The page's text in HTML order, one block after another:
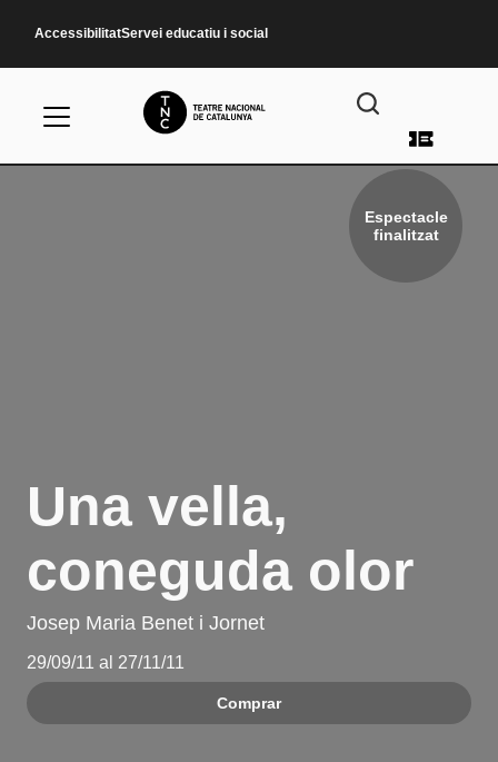
AccessibilitatServei educatiu i social
Menú
Espectacle
finalitzat
Una vella,
coneguda olor
Josep Maria Benet i Jornet
29/09/11 al 27/11/11
Comprar